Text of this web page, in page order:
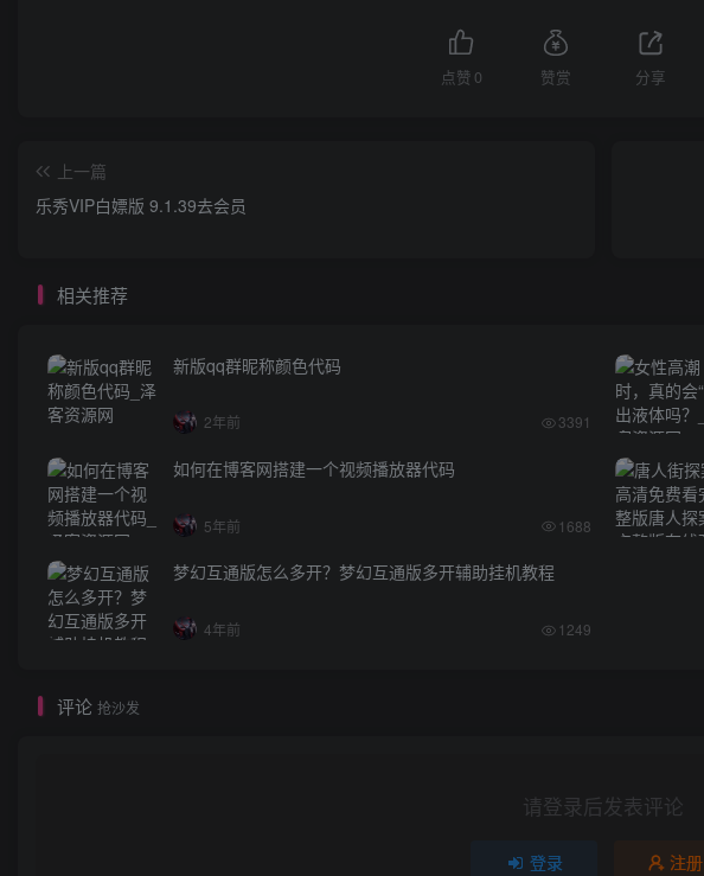
点赞 0 赞赏 分享
上一篇
乐秀VIP白嫖版 9.1.39去会员
相关推荐
新版qq群昵称颜色代码
2年前 3391
如何在博客网搭建一个视频播放器代码
5年前 1688
梦幻互通版怎么多开？梦幻互通版多开辅助挂机教程
4年前 1249
评论 抢沙发
请登录后发表评论
登录 注册